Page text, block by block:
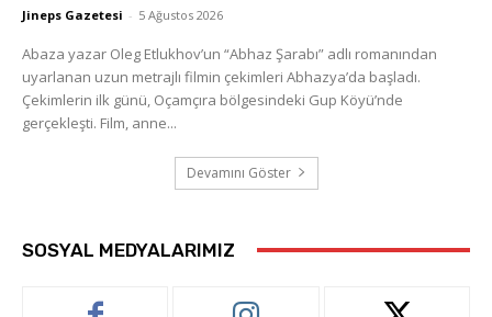
Jineps Gazetesi - 5 Ağustos 2026
Abaza yazar Oleg Etlukhov’un “Abhaz Şarabı” adlı romanından
uyarlanan uzun metrajlı filmin çekimleri Abhazya’da başladı.
Çekimlerin ilk günü, Oçamçıra bölgesindeki Gup Köyü’nde
gerçekleşti. Film, anne...
Devamını Göster
SOSYAL MEDYALARIMIZ